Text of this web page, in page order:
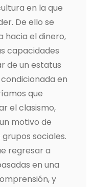
en la que
De ello se
hacia el dinero,
capacidades
de un estatus
en
que
el clasismo,
motivo de
sociales.
regresar a
en una
y